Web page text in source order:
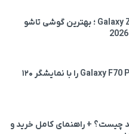
بررسی Galaxy Z Fold8 Ultra ؛ بهترین گوشی تاشو
سامسونگ گوشی Galaxy F70 Pro را با نمایشگر ۱۲۰
چیست؟ + راهنمای کامل خرید و